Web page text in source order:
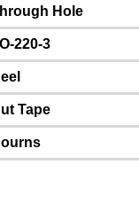
Hole
220-3
Tape